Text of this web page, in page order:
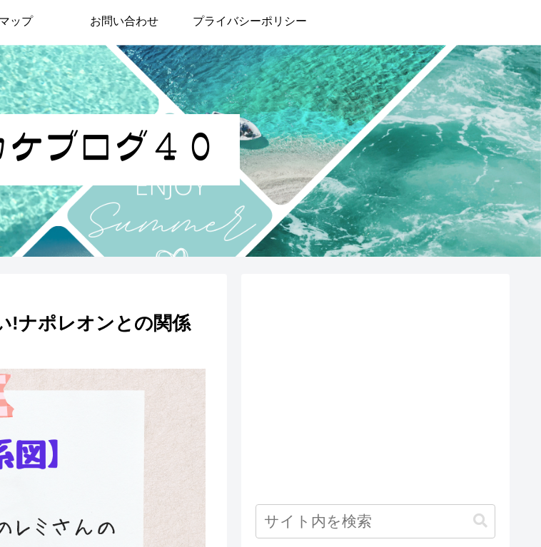
ップ お問い合わせ プライバシーポリシー
!ナポレオンとの関係